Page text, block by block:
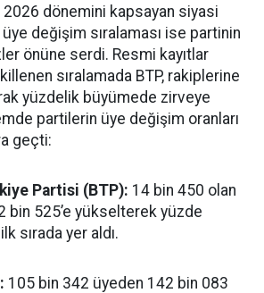
dönemini kapsayan siyasi
değişim sıralaması ise partinin
önüne serdi. Resmi kayıtlar
sıralamada BTP, rakiplerine
yüzdelik büyümede zirveye
partilerin üye değişim oranları
geçti:
Partisi (BTP): 14 bin 450 olan
bin 525’e yükselterek yüzde
sırada yer aldı.
105 bin 342 üyeden 142 bin 083